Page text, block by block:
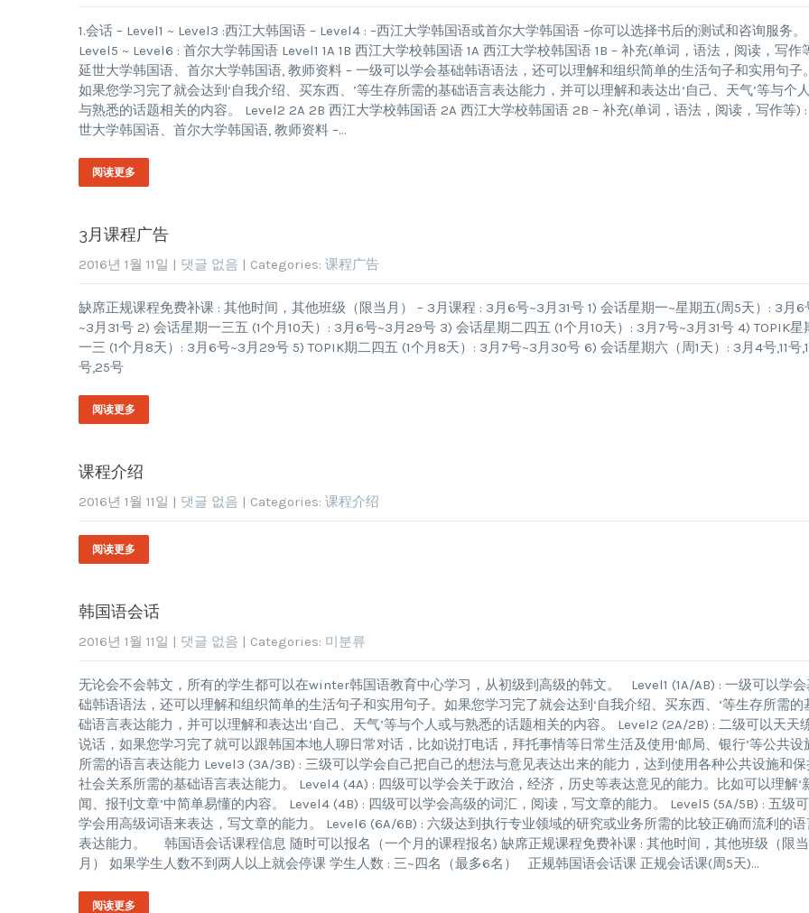
1.会话 – Level1 ~ Level3 :西江大韩国语 – Level4 : –西江大学韩国语或首尔大学韩国语 –你可以选择书后的测试和咨询服务。
Level5 ~ Level6 : 首尔大学韩国语 Level1 1A 1B 西江大学校韩国语 1A 西江大学校韩国语 1B – 补充(单词，语法，阅读，写作
延世大学韩国语、首尔大学韩国语, 教师资料 – 一级可以学会基础韩语语法，还可以理解和组织简单的生活句子和实用句子。
如果您学习完了就会达到‘自我介绍、买东西、’等生存所需的基础语言表达能力，并可以理解和表达出‘自己、天气’等与个
与熟悉的话题相关的内容。 Level2 2A 2B 西江大学校韩国语 2A 西江大学校韩国语 2B – 补充(单词，语法，阅读，写作等)
世大学韩国语、首尔大学韩国语, 教师资料 –…
阅读更多
3月课程广告
2016년 1월 11일 | 댓글 없음 | Categories: 课程广告
缺席正规课程免费补课 : 其他时间，其他班级（限当月） – 3月课程 : 3月6号~3月31号 1) 会话星期一~星期五(周5天）: 3月6
~3月31号 2) 会话星期一三五 (1个月10天）: 3月6号~3月29号 3) 会话星期二四五 (1个月10天）: 3月7号~3月31号 4) TOPIK星
一三 (1个月8天）: 3月6号~3月29号 5) TOPIK期二四五 (1个月8天）: 3月7号~3月30号 6) 会话星期六（周1天）: 3月4号,11号
号,25号
阅读更多
课程介绍
2016년 1월 11일 | 댓글 없음 | Categories: 课程介绍
阅读更多
韩国语会话
2016년 1월 11일 | 댓글 없음 | Categories: 미분류
无论会不会韩文，所有的学生都可以在winter韩国语教育中心学习，从初级到高级的韩文。 Level1 (1A/AB) : 一级可以学会
础韩语语法，还可以理解和组织简单的生活句子和实用句子。如果您学习完了就会达到‘自我介绍、买东西、’等生存所需的
础语言表达能力，并可以理解和表达出‘自己、天气’等与个人或与熟悉的话题相关的内容。 Level2 (2A/2B) : 二级可以天天
说话，如果您学习完了就可以跟韩国本地人聊日常对话，比如说打电话，拜托事情等日常生活及使用‘邮局、银行’等公共设
所需的语言表达能力 Level3 (3A/3B) : 三级可以学会自己把自己的想法与意见表达出来的能力，达到使用各种公共设施和保
社会关系所需的基础语言表达能力。 Level4 (4A) : 四级可以学会关于政治，经济，历史等表达意见的能力。比如可以理解‘
闻、报刊文章’中简单易懂的内容。 Level4 (4B) : 四级可以学会高级的词汇，阅读，写文章的能力。 Level5 (5A/5B) : 五级
学会用高级词语来表达，写文章的能力。 Level6 (6A/6B) : 六级达到执行专业领域的研究或业务所需的比较正确而流利的语
表达能力。 韩国语会话课程信息 随时可以报名（一个月的课程报名) 缺席正规课程免费补课 : 其他时间，其他班级（限当
月） 如果学生人数不到两人以上就会停课 学生人数 : 三~四名（最多6名） 正规韩国语会话课 正规会话课(周5天)…
阅读更多